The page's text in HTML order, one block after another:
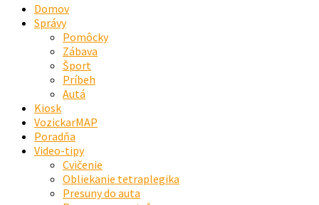
Domov
Správy
Pomôcky
Zábava
Šport
Príbeh
Autá
Kiosk
VozickarMAP
Poradňa
Video-tipy
Cvičenie
Obliekanie tetraplegika
Presuny do auta